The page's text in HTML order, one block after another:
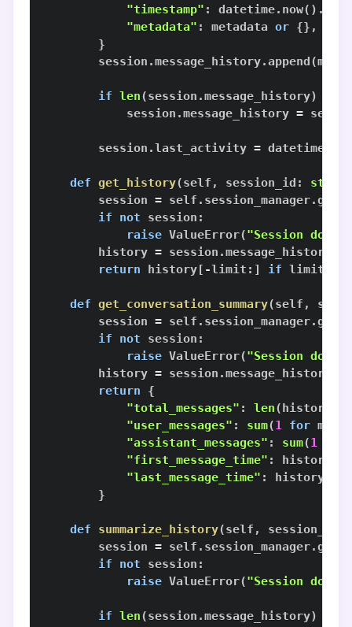
"timestamp" : datetime. now( ) .
"metadata" : metadata or {} ,
}
        session
.message_history.append(
if len(session .message_history)
            session
.message_history =
        session
.last_activity = datetime
def get_history(self , session_id : str
        session
= self . session_manager.
if
not session :
raise ValueError("Session does
        history
= session .
return history[ -limit : ] if limit
def get_conversation_summary(self ,
        session
= self . session_manager.
if
not session :
raise ValueError("Session does
        history
= session .
return
{
"total_messages" : len(history
"user_messages" : sum(1 for m
"assistant_messages" : sum(1
"first_message_time" : history
"last_message_time" : history
}
def summarize_history(self , session_id
        session
= self . session_manager.
if
not session :
raise ValueError("Session does
if len(session .message_history)